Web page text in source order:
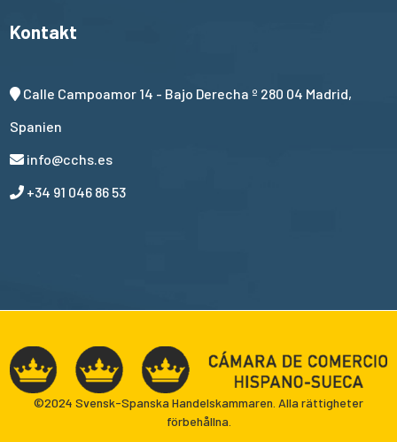
Kontakt
Calle Campoamor 14 - Bajo Derecha º 280 04 Madrid,
Spanien
info@cchs.es
+34 91 046 86 53
©2024 Svensk-Spanska Handelskammaren. Alla rättigheter
förbehållna.